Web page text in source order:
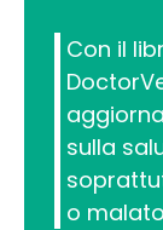
Con il
sulla
o